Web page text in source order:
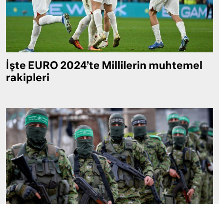
İşte EURO 2024’te Millilerin muhtemel
rakipleri